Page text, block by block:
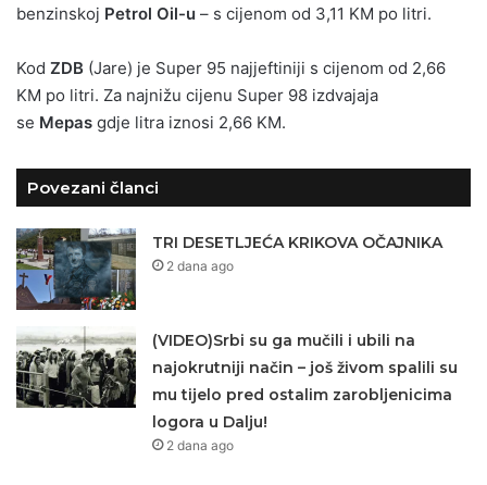
benzinskoj Petrol Oil-u – s cijenom od 3,11 KM po litri.
Kod ZDB (Jare) je Super 95 najjeftiniji s cijenom od 2,66
KM po litri. Za najnižu cijenu Super 98 izdvajaja
se Mepas gdje litra iznosi 2,66 KM.
Povezani članci
TRI DESETLJEĆA KRIKOVA OČAJNIKA
2 dana ago
(VIDEO)Srbi su ga mučili i ubili na
najokrutniji način – još živom spalili su
mu tijelo pred ostalim zarobljenicima
logora u Dalju!
2 dana ago